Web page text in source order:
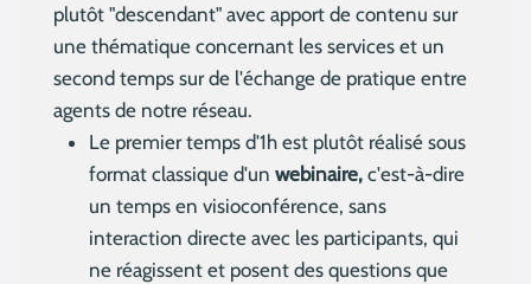
plutôt "descendant" avec apport de contenu sur
une thématique concernant les services et un
second temps sur de l'échange de pratique entre
agents de notre réseau.
Le premier temps d'1h est plutôt réalisé sous
format classique d'un webinaire, c'est-à-dire
un temps en visioconférence, sans
interaction directe avec les participants, qui
ne réagissent et posent des questions que